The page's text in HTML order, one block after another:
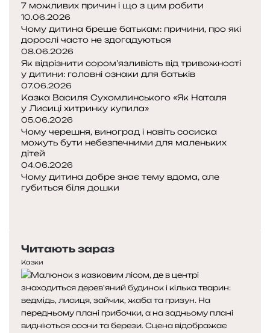
к
а
-
с
у
д
д
я
»
7 можливих причин і що з цим робити
10.06.2026
Чому дитина бреше батькам: причини, про які
дорослі часто не здогадуються
08.06.2026
Як відрізнити сором’язливість від тривожності
у дитини: головні ознаки для батьків
07.06.2026
Казка Василя Сухомлинського «Як Наталя
у Лисиці хитринку купила»
05.06.2026
Чому черешня, виноград і навіть сосиска
можуть бути небезпечними для маленьких
дітей
04.06.2026
Чому дитина добре знає тему вдома, але
губиться біля дошки
р
е
д
н
я
с
т
т
у
п
н
а
с
т
Читають зараз
Казки